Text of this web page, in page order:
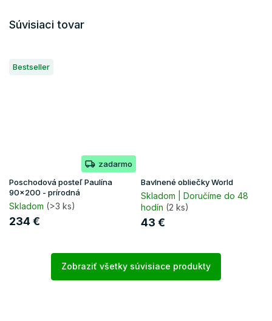
Súvisiaci tovar
Bestseller
zadarmo
Poschodová posteľ Paulína
90x200 - prírodná
Skladom (>3 ks)
234 €
Bavlnené obliečky World
Skladom | Doručíme do 48
hodín (2 ks)
43 €
Zobraziť všetky súvisiace produkty